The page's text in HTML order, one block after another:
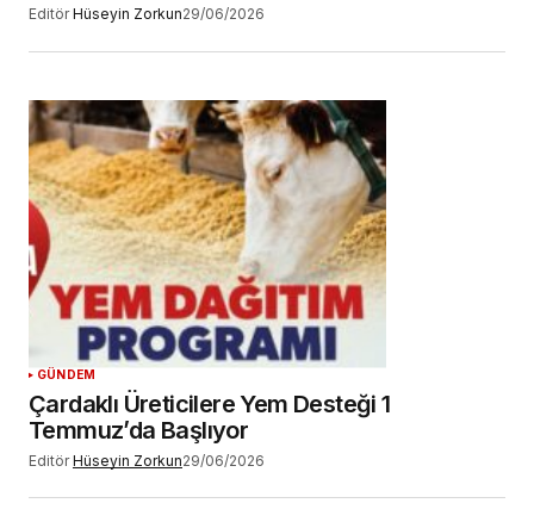
Editör Hüseyin Zorkun29/06/2026
GÜNDEM
Çardaklı Üreticilere Yem Desteği 1
Temmuz’da Başlıyor
Editör Hüseyin Zorkun29/06/2026